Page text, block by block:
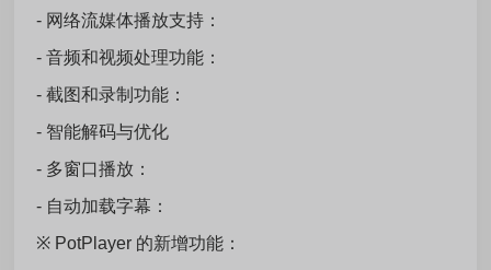
- 网络流媒体播放支持：
- 音频和视频处理功能：
- 截图和录制功能：
- 智能解码与优化
- 多窗口播放：
- 自动加载字幕：
※ PotPlayer 的新增功能：